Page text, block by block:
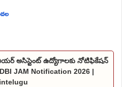
అసిస్టెంట్ ఉద్యోగాలకు నోటిఫికేషన్
JAM Notification 2026 |